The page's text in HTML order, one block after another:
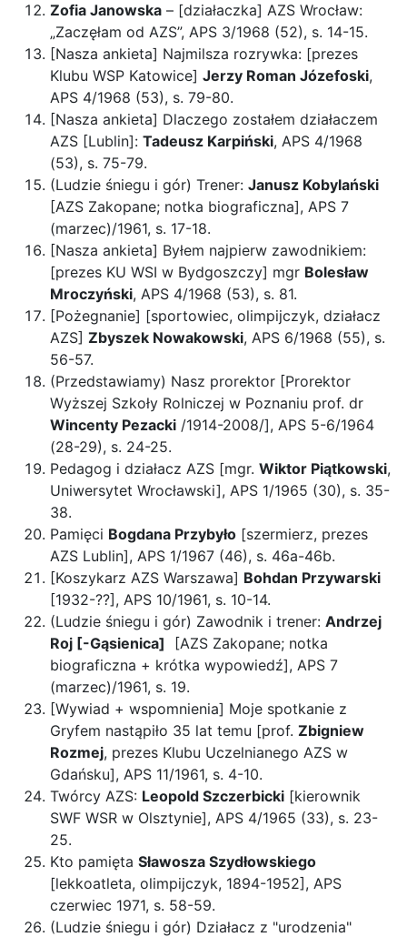
Zofia Janowska – [działaczka] AZS Wrocław:
„Zaczęłam od AZS”, APS 3/1968 (52), s. 14-15.
[Nasza ankieta] Najmilsza rozrywka: [prezes
Klubu WSP Katowice] Jerzy Roman Józefoski,
APS 4/1968 (53), s. 79-80.
[Nasza ankieta] Dlaczego zostałem działaczem
AZS [Lublin]: Tadeusz Karpiński, APS 4/1968
(53), s. 75-79.
(Ludzie śniegu i gór) Trener: Janusz Kobylański
[AZS Zakopane; notka biograficzna], APS 7
(marzec)/1961, s. 17-18.
[Nasza ankieta] Byłem najpierw zawodnikiem:
[prezes KU WSI w Bydgoszczy] mgr Bolesław
Mroczyński, APS 4/1968 (53), s. 81.
[Pożegnanie] [sportowiec, olimpijczyk, działacz
AZS] Zbyszek Nowakowski, APS 6/1968 (55), s.
56-57.
(Przedstawiamy) Nasz prorektor [Prorektor
Wyższej Szkoły Rolniczej w Poznaniu prof. dr
Wincenty Pezacki /1914-2008/], APS 5-6/1964
(28-29), s. 24-25.
Pedagog i działacz AZS [mgr. Wiktor Piątkowski,
Uniwersytet Wrocławski], APS 1/1965 (30), s. 35-
38.
Pamięci Bogdana Przybyło [szermierz, prezes
AZS Lublin], APS 1/1967 (46), s. 46a-46b.
[Koszykarz AZS Warszawa] Bohdan Przywarski
[1932-??], APS 10/1961, s. 10-14.
(Ludzie śniegu i gór) Zawodnik i trener: Andrzej
Roj [-Gąsienica] [AZS Zakopane; notka
biograficzna + krótka wypowiedź], APS 7
(marzec)/1961, s. 19.
[Wywiad + wspomnienia] Moje spotkanie z
Gryfem nastąpiło 35 lat temu [prof. Zbigniew
Rozmej, prezes Klubu Uczelnianego AZS w
Gdańsku], APS 11/1961, s. 4-10.
Twórcy AZS: Leopold Szczerbicki [kierownik
SWF WSR w Olsztynie], APS 4/1965 (33), s. 23-
25.
Kto pamięta Sławosza Szydłowskiego
[lekkoatleta, olimpijczyk, 1894-1952], APS
czerwiec 1971, s. 58-59.
(Ludzie śniegu i gór) Działacz z "urodzenia"